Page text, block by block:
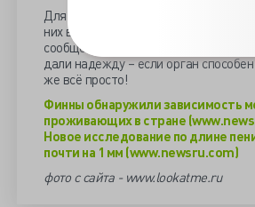
Для каждого половозрелого
них всё начинается и ими всё
сообщества ещё и на великую
дали надежду – если орган
же всё просто!
Финны обнаружили зависимость
проживающих в стране
Новое исследование по длине
почти на 1 мм (www.newsru.com)
фото с сайта - www.lookatme.ru